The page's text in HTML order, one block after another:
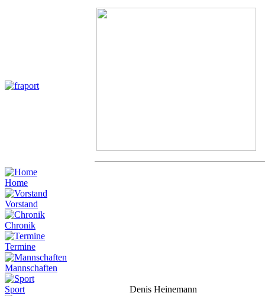
Home
Vorstand
Chronik
Termine
Mannschaften
Sport
Denis Heinemann